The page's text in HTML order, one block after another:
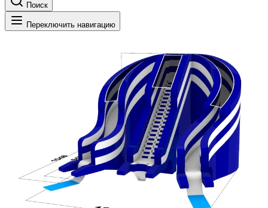
Поиск
Переключить навигацию